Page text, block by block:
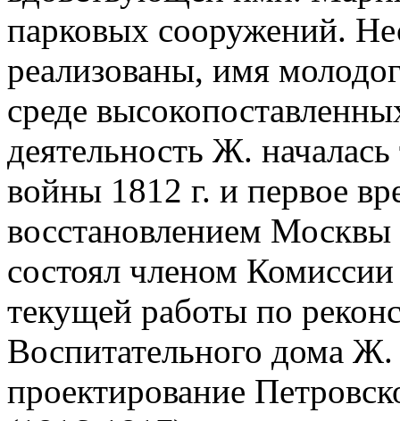
парковых сооружений.
реализованы, имя
среде
деятельность Ж.
войны 1812 г. и первое
восстановлением
состоял членом
текущей работы по
Воспитательного дома Ж.
проектирование